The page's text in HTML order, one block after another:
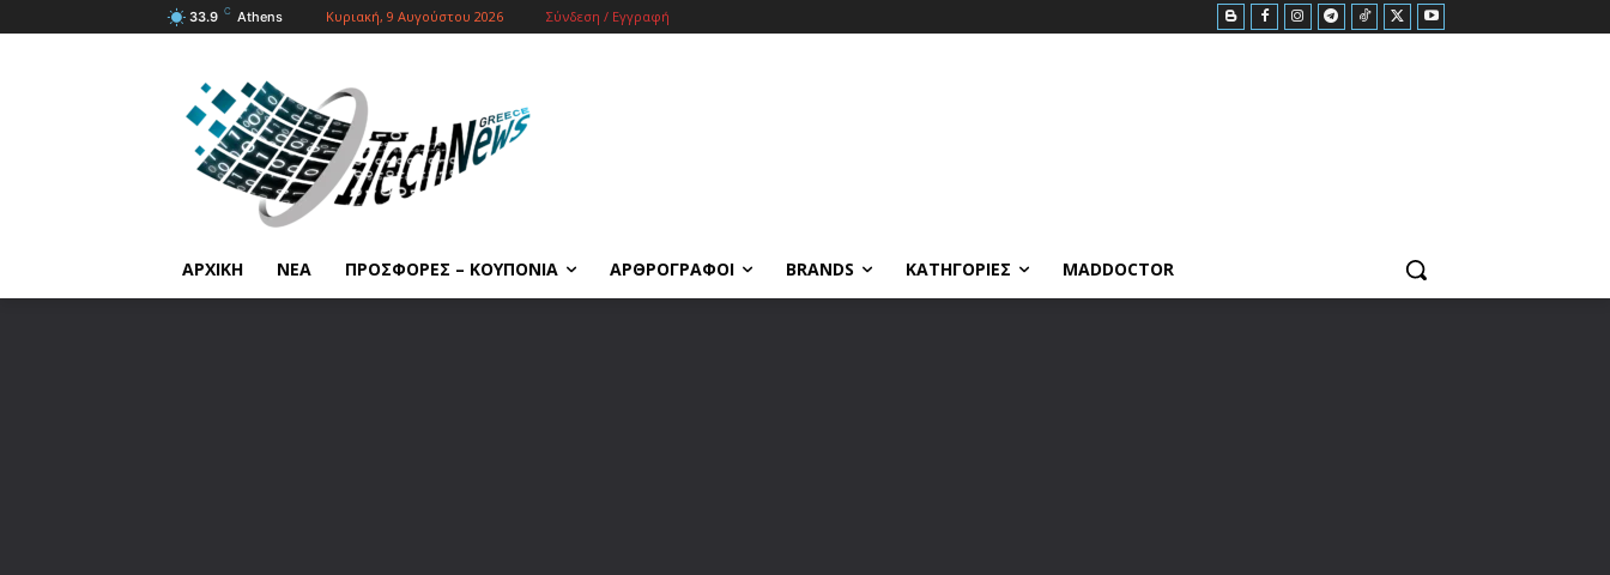
33.9 C Athens Κυριακή, 9 Αυγούστου 2026 Σύνδεση / Εγγραφή
ΑΡΧΙΚΗ ΝΕΑ ΠΡΟΣΦΟΡΕΣ – ΚΟΥΠΟΝΙΑ ΑΡΘΡΟΓΡΑΦΟΙ BRANDS ΚΑΤΗΓΟΡΙΕΣ MADDOCTOR